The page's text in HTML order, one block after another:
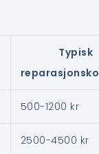
Typisk
500-1200 kr
2500-4500 kr